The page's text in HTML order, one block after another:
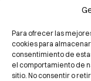
Para ofrecer las
cookies para
consentimiento de
el comportamiento de
sitio. No consentir o